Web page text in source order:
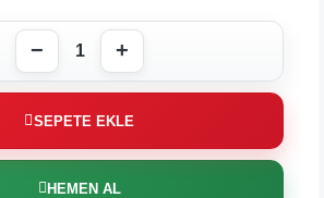
SEPETE EKLE
HEMEN AL